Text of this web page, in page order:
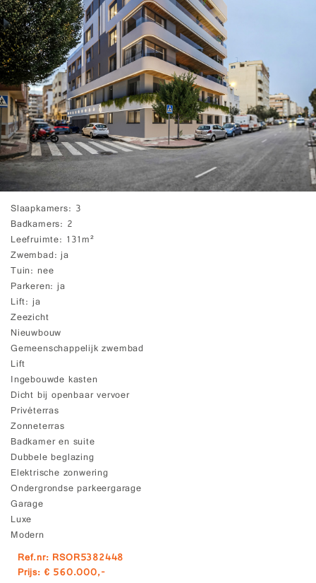
Slaapkamers 3
Badkamers 2
Leefruimte 131m²
Zwembad ja
Tuin nee
Parkeren ja
Lift ja
Zeezicht
Nieuwbouw
Gemeenschappelijk zwembad
Lift
Ingebouwde kasten
Dicht bij openbaar vervoer
Privéterras
Zonneterras
Badkamer en suite
Dubbele beglazing
Elektrische zonwering
Ondergrondse parkeergarage
Garage
Luxe
Modern
Ref.nr: RSOR5382448
Prijs: € 560.000,-